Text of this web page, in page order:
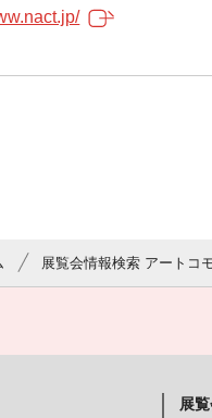
展覧会情報検索 アートコ
展